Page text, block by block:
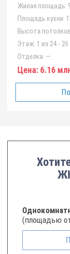
Жилая площадь:
Площадь кухни:
Высота
Этаж: 1 из 24 - 26
Отделка: —
Цена: 6.16
(площадью